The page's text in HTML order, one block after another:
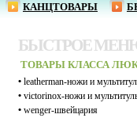
КАНЦТОВАРЫ
БЫСТРОЕ
ТОВАРЫ КЛАССА
• leatherman-ножи и
• victorinox-ножи и
• wenger-швейцария